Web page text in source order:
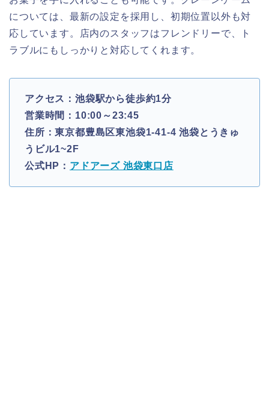
については、最新の設定を採用し、初期位置以外も対
応しています。店内のスタッフはフレンドリーで、ト
ラブルにもしっかりと対応してくれます。
アクセス：池袋駅から徒歩約1分
営業時間：10:00～23:45
住所：東京都豊島区東池袋1-41-4 池袋とうきゅ
うビル1~2F
公式HP： アドアーズ 池袋東口店